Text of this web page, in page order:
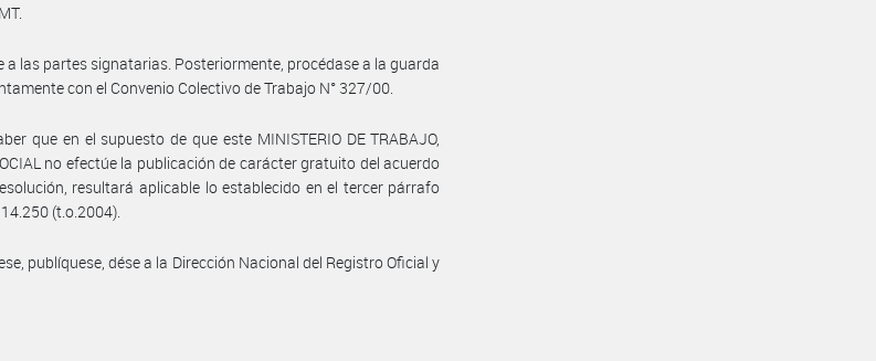
a las partes signatarias. Posteriormente, procédase a la guarda
con el Convenio Colectivo de Trabajo N° 327/00.
que en el supuesto de que este MINISTERIO DE TRABAJO,
no efectúe la publicación de carácter gratuito del acuerdo
resultará aplicable lo establecido en el tercer párrafo
(t.o.2004).
publíquese, dése a la Dirección Nacional del Registro Oficial y